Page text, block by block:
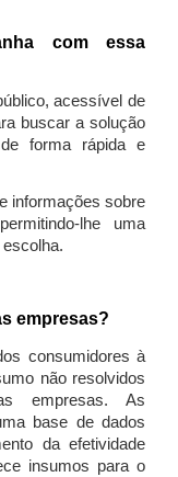
com essa
acessível de
buscar a solução
forma rápida e
informações sobre
lhe uma
empresas?
consumidores à
não resolvidos
empresas. As
base de dados
da efetividade
insumos para o